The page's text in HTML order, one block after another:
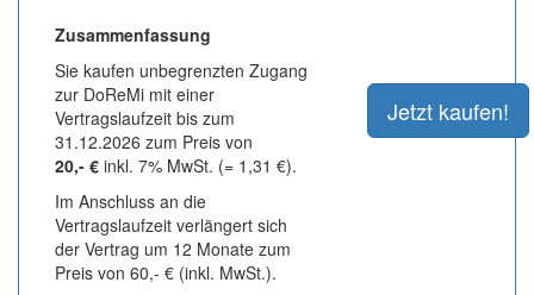
Zusammenfassung
Sie kaufen unbegrenzten Zugang
zur DoReMi mit einer
Vertragslaufzeit bis zum
31.12.2026 zum Preis von
20,- € inkl. 7% MwSt. (= 1,31 €).
Im Anschluss an die
Vertragslaufzeit verlängert sich
der Vertrag um 12 Monate zum
Preis von 60,- € (inkl. MwSt.).